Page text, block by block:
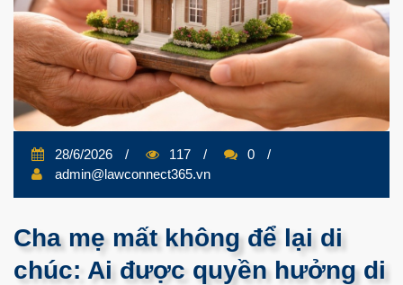
28/6/2026 117
0
admin@lawconnect365.vn
Cha mẹ mất không để lại di
chúc: Ai được quyền hưởng di